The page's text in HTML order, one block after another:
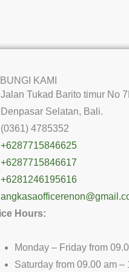
KAMI
Jalan Tukad Barito timur No
Denpasar Selatan, Bali.
(0361) 4785352
+6287715846625
+6287715846617
+6281246195616
Hours:
Monday – Friday from
Saturday from 09.00 am –